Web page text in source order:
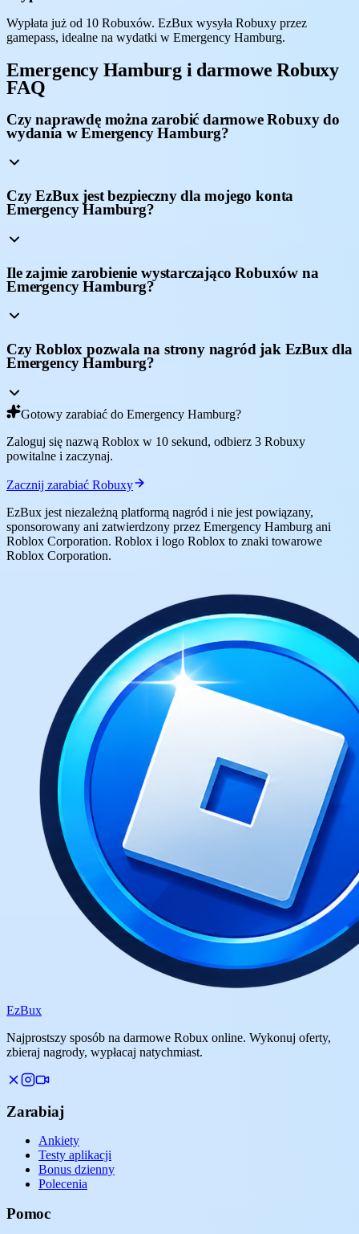
Wypłata już od 10 Robuxów. EzBux wysyła Robuxy przez
gamepass, idealne na wydatki w Emergency Hamburg.
Emergency Hamburg i darmowe Robuxy
FAQ
Czy naprawdę można zarobić darmowe Robuxy do
wydania w Emergency Hamburg?
Czy EzBux jest bezpieczny dla mojego konta
Emergency Hamburg?
Ile zajmie zarobienie wystarczająco Robuxów na
Emergency Hamburg?
Czy Roblox pozwala na strony nagród jak EzBux dla
Emergency Hamburg?
Gotowy zarabiać do Emergency Hamburg?
Zaloguj się nazwą Roblox w 10 sekund, odbierz 3 Robuxy
powitalne i zaczynaj.
Zacznij zarabiać Robuxy
EzBux jest niezależną platformą nagród i nie jest powiązany,
sponsorowany ani zatwierdzony przez Emergency Hamburg ani
Roblox Corporation. Roblox i logo Roblox to znaki towarowe
Roblox Corporation.
EzBux
Najprostszy sposób na darmowe Robux online. Wykonuj oferty,
zbieraj nagrody, wypłacaj natychmiast.
Zarabiaj
Ankiety
Testy aplikacji
Bonus dzienny
Polecenia
Pomoc